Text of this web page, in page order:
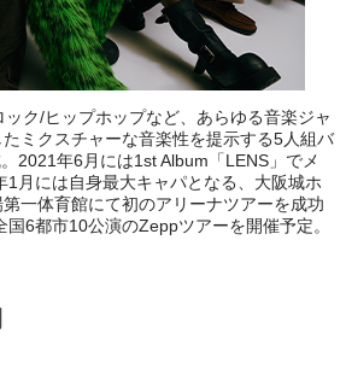
ク/ヒップホップなど、あらゆる音楽ジャ
ミクスチャーな音楽性を提示する5人組バ
2021年6月には1st Album「LENS」でメ
1月には自身最大キャパとなる、大阪城ホ
一体育館にて初のアリーナツアーを成功
6都市10公演のZeppツアーを開催予定。